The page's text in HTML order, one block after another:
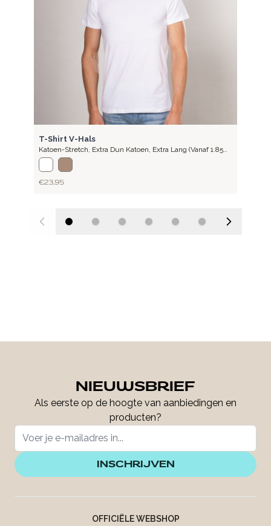
LITE
T-Shirt V-Hals
Katoen-Stretch, Extra Dun Katoen, Extra Lang (vanaf 1.85
Meter)
€ 23,95
NIEUWSBRIEF
Als eerste op de hoogte van aanbiedingen en
producten?
INSCHRIJVEN
OFFICIËLE WEBSHOP